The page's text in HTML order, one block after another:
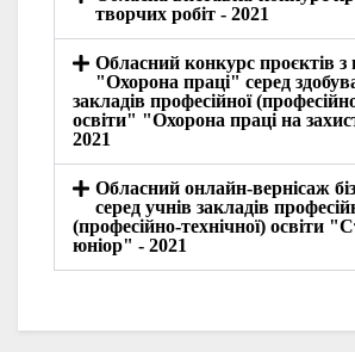
творчих робіт - 2021
Обласний конкурс проєктів з
"Охорона праці" серед
закладів професійної
освіти" "Охорона праці на
2021
Обласний онлайн-вернісаж
серед учнів закладів
(професійно-технічної) освіти
юніор" - 2021